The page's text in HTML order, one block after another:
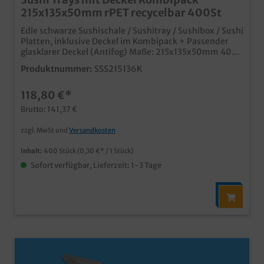
215x135x50mm rPET recycelbar 400St
Edle schwarze Sushischale / Sushitray / Sushibox / Sushi
Platten, inklusive Deckel im Kombipack + Passender
glasklarer Deckel (Antifog) Maße: 215x135x50mm 400
Stück im Karton für die Präsentation oder Verpackung
außer Haus, Sushi to go, Ideal für Sushi oder Fingerfood
praktischen Kombipack inklusive Deckel Anti Fog Deckel
für klare Präsentation in Kühlthekennachhaltig
produziert aus recyceltem PET, wieder recycelbar in
vielen verschiedenen Größen erhältlich
Produktnummer: SSS215136K
118,80 €*
Brutto: 141,37 €
zzgl. MwSt und Versandkosten
Inhalt: 400 Stück (0,30 €* / 1 Stück)
Sofort verfügbar, Lieferzeit: 1-3 Tage